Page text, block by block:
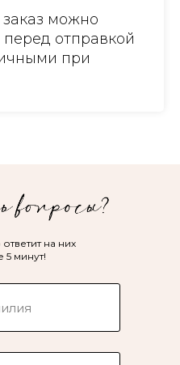
заказ можно
отправкой
при
на них
5 минут!